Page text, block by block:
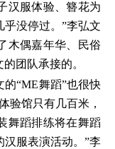
汉服体验、簪花为
没停过。”李弘文
木偶嘉年华、民俗
团队承接的。
“ME舞蹈”也很快
验馆只有几百米，
舞蹈排练将在舞蹈
服表演活动。”李